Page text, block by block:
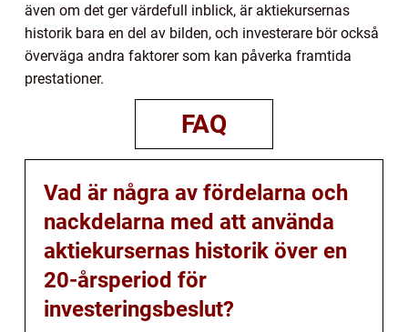
även om det ger värdefull inblick, är aktiekursernas
historik bara en del av bilden, och investerare bör också
överväga andra faktorer som kan påverka framtida
prestationer.
FAQ
Vad är några av fördelarna och
nackdelarna med att använda
aktiekursernas historik över en
20-årsperiod för
investeringsbeslut?